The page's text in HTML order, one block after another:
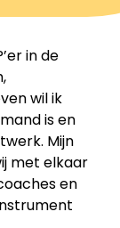
in de
wil ik
is en
Mijn
met elkaar
en